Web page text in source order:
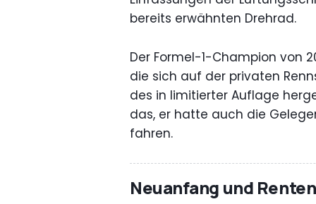
bereits erwähnten Drehrad.
Der Formel-1-Champion von
die sich auf der privaten
des in limitierter Auflage
das, er hatte auch die
fahren.
Neuanfang und